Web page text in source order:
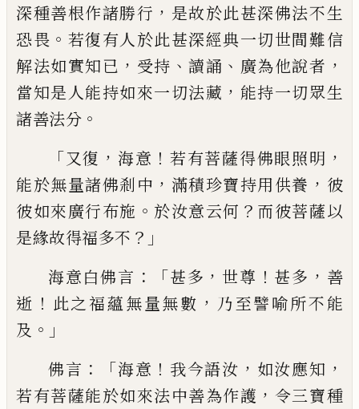
深種善根作諸勝行 ， 是故於此甚深佛法不生
恐畏 。 若復有人於此甚深經典一切世間難信
解法如實知已 ， 受持 、讀誦 、 廣為他說者 ，
當知是人能持如來一切法藏 ， 能持一切眾生
諸善法分 。
「又復 ， 海意 ！若有菩薩得佛眼照明 ，
能於無量諸佛剎中 ， 滿積珍寶持用供養 ， 彼
彼如來廣行布施 。 於汝意云何 ？ 而彼菩薩以
是緣故得福多不 ？」
海意白佛言 ：「甚多 ， 世尊 ！ 甚多 ， 善
逝 ！ 此之福蘊無量無數 ， 乃至譬喻所不能
及 。」
佛言 ：「海意 ！ 我今語汝 ， 如汝應知 ，
若有菩薩能於如來法中善為作護 ， 令三寶種